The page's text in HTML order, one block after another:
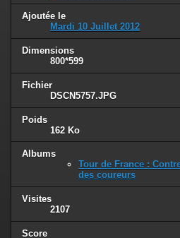
Ajoutée le
Mardi 10 Juillet 2012
Dimensions
800*599
Fichier
DSCN5757.JPG
Poids
162 Ko
Albums
Tour de France :
des coureurs
Visites
2107
Score